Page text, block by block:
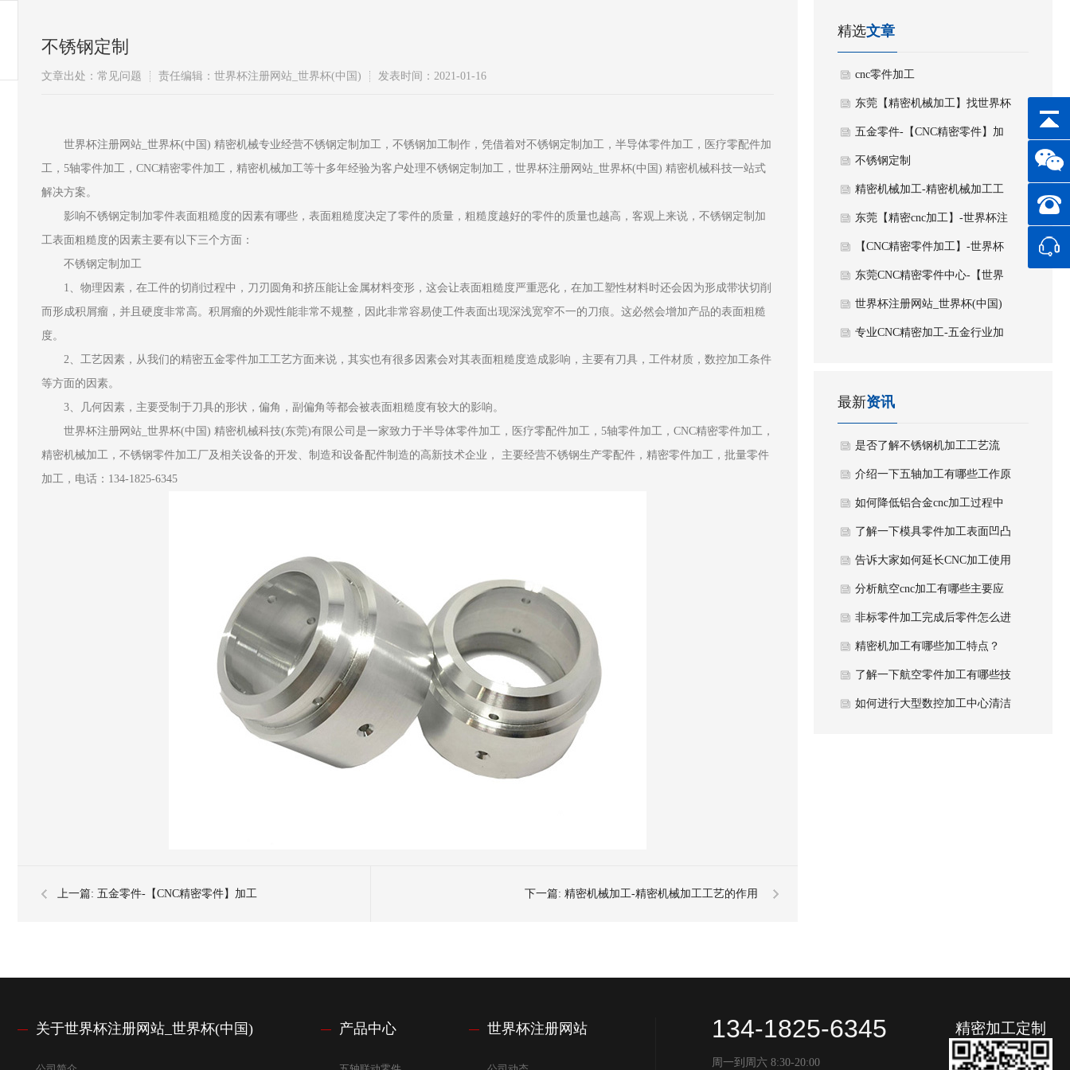
不锈钢定制
文章出处：常见问题 责任编辑：世界杯注册网站_世界杯(中国) 发表时间：2021-01-16
世界杯注册网站_世界杯(中国) 精密机械专业经营不锈钢定制加工，不锈钢加工制作，凭借着对不锈钢定制加工，半导体零件加工，医疗零配件加
工，5轴零件加工，CNC精密零件加工，精密机械加工等十多年经验为客户处理不锈钢定制加工，世界杯注册网站_世界杯(中国) 精密机械科技一站式
解决方案。
影响不锈钢定制加零件表面粗糙度的因素有哪些，表面粗糙度决定了零件的质量，粗糙度越好的零件的质量也越高，客观上来说，不锈钢定制加
工表面粗糙度的因素主要有以下三个方面：
不锈钢定制加工
1、物理因素，在工件的切削过程中，刀刃圆角和挤压能让金属材料变形，这会让表面粗糙度严重恶化，在加工塑性材料时还会因为形成带状切削
而形成积屑瘤，并且硬度非常高。积屑瘤的外观性能非常不规整，因此非常容易使工件表面出现深浅宽窄不一的刀痕。这必然会增加产品的表面粗糙
度。
2、工艺因素，从我们的精密五金零件加工工艺方面来说，其实也有很多因素会对其表面粗糙度造成影响，主要有刀具，工件材质，数控加工条件
等方面的因素。
3、几何因素，主要受制于刀具的形状，偏角，副偏角等都会被表面粗糙度有较大的影响。
世界杯注册网站_世界杯(中国) 精密机械科技(东莞)有限公司是一家致力于半导体零件加工，医疗零配件加工，5轴零件加工，CNC精密零件加工，
精密机械加工，不锈钢零件加工厂及相关设备的开发、制造和设备配件制造的高新技术企业， 主要经营不锈钢生产零配件，精密零件加工，批量零件
加工，电话：134-1825-6345
上一篇: 五金零件-【CNC精密零件】加工 下一篇: 精密机械加工-精密机械加工工艺的作用
精选文章
cnc零件加工
东莞【精密机械加工】找世界杯
注册网站_世界杯(中国) _十年专
注_品质保
五金零件-【CNC精密零件】加
工
不锈钢定制
精密机械加工-精密机械加工工
艺的作用
东莞【精密cnc加工】-世界杯注
册网站_世界杯(中国) 精密机械
【CNC精密零件加工】-世界杯
注册网站_世界杯(中国)
东莞CNC精密零件中心-【世界
杯注册网站_世界杯(中国) 】
世界杯注册网站_世界杯(中国)
【精密机械加工】(东莞)有限公
专业CNC精密加工-五金行业加
最新资讯
是否了解不锈钢机加工工艺流
程？
介绍一下五轴加工有哪些工作原
理及用途？
如何降低铝合金cnc加工过程中
损坏风险？
了解一下模具零件加工表面凹凸
不平有什么解决方法？
告诉大家如何延长CNC加工使用
寿命？
分析航空cnc加工有哪些主要应
用？
非标零件加工完成后零件怎么进
行质量检验？
精密机加工有哪些加工特点？
了解一下航空零件加工有哪些技
术难点？
如何进行大型数控加工中心清洁
关于世界杯注册网站_世界杯(中国) 产品中心 世界杯注册网站 134-1825-6345
周一到周六 8:30-20:00
精密加工定制